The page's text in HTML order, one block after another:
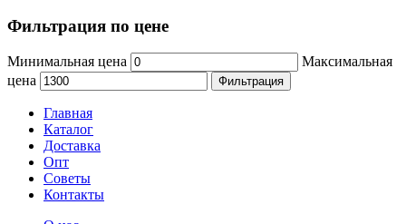
Фильтрация по цене
Минимальная цена
Максимальная
цена
Фильтрация
Главная
Каталог
Доставка
Опт
Советы
Контакты